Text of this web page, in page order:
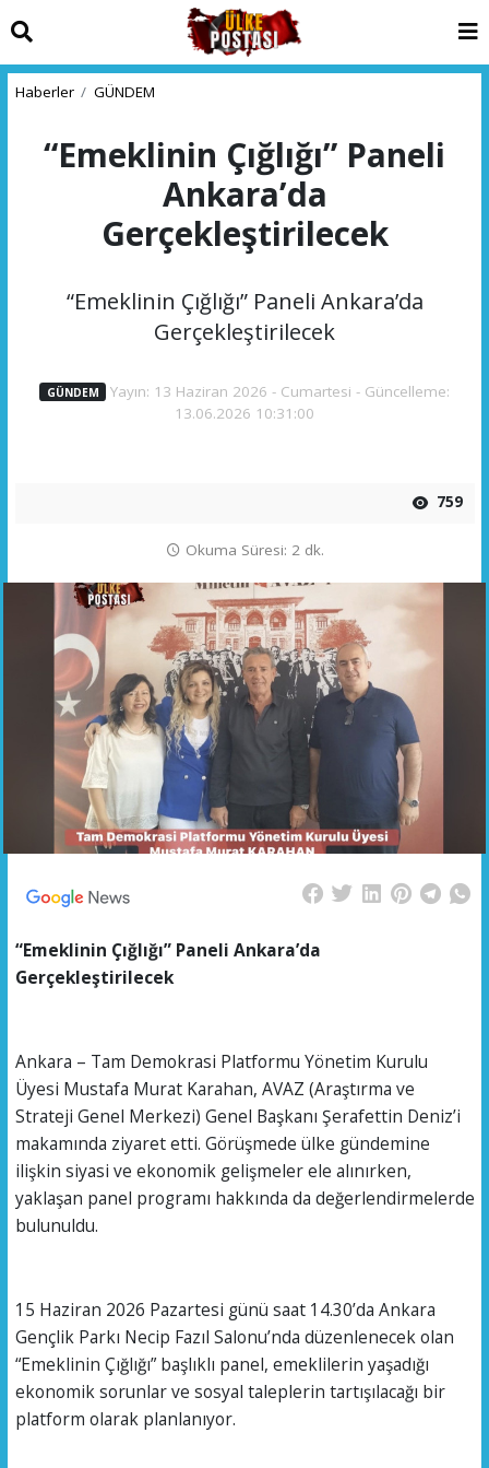
Haberler GÜNDEM
“Emeklinin Çığlığı” Paneli
Ankara’da
Gerçekleştirilecek
“Emeklinin Çığlığı” Paneli Ankara’da
Gerçekleştirilecek
GÜNDEM
Yayın: 13 Haziran 2026 - Cumartesi - Güncelleme:
13.06.2026 10:31:00
759
Okuma Süresi: 2 dk.
“Emeklinin Çığlığı” Paneli Ankara’da
Gerçekleştirilecek
Ankara – Tam Demokrasi Platformu Yönetim Kurulu
Üyesi Mustafa Murat Karahan, AVAZ (Araştırma ve
Strateji Genel Merkezi) Genel Başkanı Şerafettin Deniz’i
makamında ziyaret etti. Görüşmede ülke gündemine
ilişkin siyasi ve ekonomik gelişmeler ele alınırken,
yaklaşan panel programı hakkında da değerlendirmelerde
bulunuldu.
15 Haziran 2026 Pazartesi günü saat 14.30’da Ankara
Gençlik Parkı Necip Fazıl Salonu’nda düzenlenecek olan
“Emeklinin Çığlığı” başlıklı panel, emeklilerin yaşadığı
ekonomik sorunlar ve sosyal taleplerin tartışılacağı bir
platform olarak planlanıyor.